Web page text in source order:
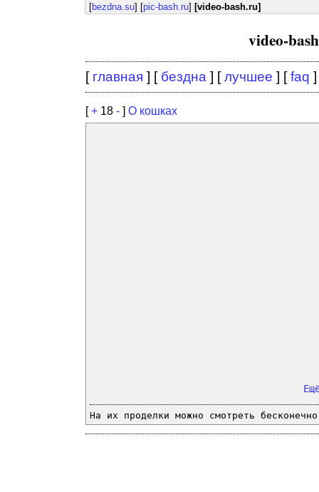
[bezdna.su] [pic-bash.ru] [video-bash.ru]
video-
[ главная ] [ бездна ] [лучшее ] [faq ]
[+ 18 - ] О кошках
На их проделки можно смотреть